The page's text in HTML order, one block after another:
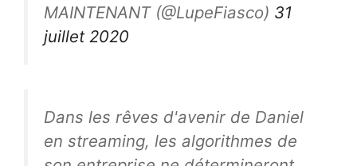
MAINTENANT (@LupeFiasco) 31
juillet 2020
Dans les rêves d'avenir de Daniel
en streaming, les algorithmes de